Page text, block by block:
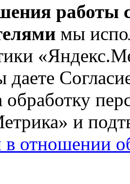
работы
мы
обработку
и
в отношении